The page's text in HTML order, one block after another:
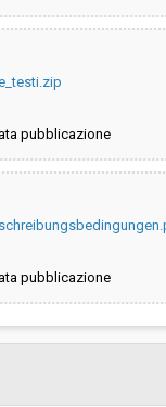
pubblicazione
pubblicazione